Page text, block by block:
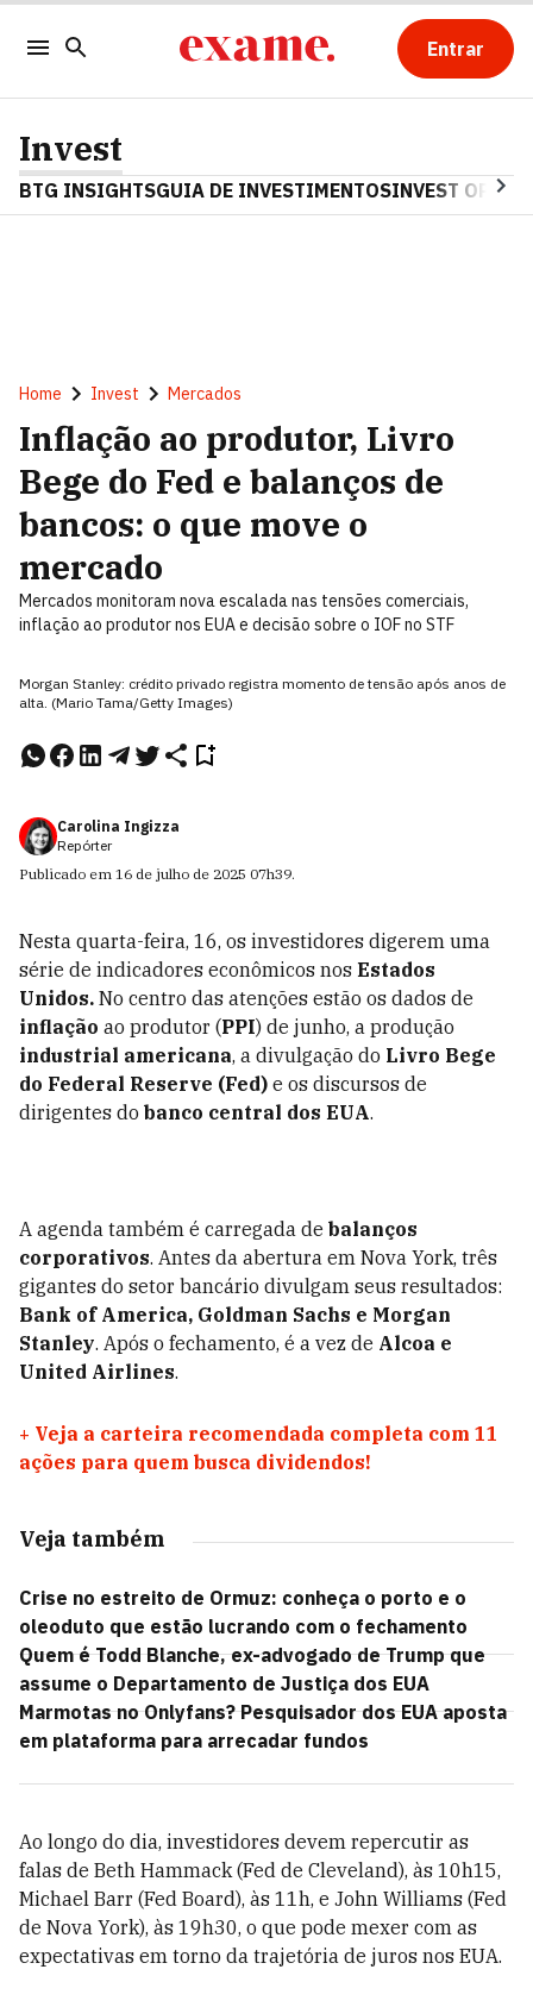
Entrar
Invest
BTG INSIGHTSGUIA DE INVESTIMENTOSINVEST OPINA
Home Invest Mercados
Inflação ao produtor, Livro
Bege do Fed e balanços de
bancos: o que move o
mercado
Mercados monitoram nova escalada nas tensões comerciais,
inflação ao produtor nos EUA e decisão sobre o IOF no STF
Morgan Stanley: crédito privado registra momento de tensão após anos de
alta. (Mario Tama/Getty Images)
Carolina Ingizza
Repórter
Publicado em 16 de julho de 2025 07h39.
Nesta quarta-feira, 16, os investidores digerem uma
série de indicadores econômicos nos Estados
Unidos. No centro das atenções estão os dados de
inflação ao produtor (PPI) de junho, a produção
industrial americana, a divulgação do Livro Bege
do Federal Reserve (Fed) e os discursos de
dirigentes do banco central dos EUA.
A agenda também é carregada de balanços
corporativos. Antes da abertura em Nova York, três
gigantes do setor bancário divulgam seus resultados:
Bank of America, Goldman Sachs e Morgan
Stanley. Após o fechamento, é a vez de Alcoa e
United Airlines.
+ Veja a carteira recomendada completa com 11
ações para quem busca dividendos!
Veja também
Crise no estreito de Ormuz: conheça o porto e o
oleoduto que estão lucrando com o fechamento
Quem é Todd Blanche, ex-advogado de Trump que
assume o Departamento de Justiça dos EUA
Marmotas no Onlyfans? Pesquisador dos EUA aposta
em plataforma para arrecadar fundos
Ao longo do dia, investidores devem repercutir as
falas de Beth Hammack (Fed de Cleveland), às 10h15,
Michael Barr (Fed Board), às 11h, e John Williams (Fed
de Nova York), às 19h30, o que pode mexer com as
expectativas em torno da trajetória de juros nos EUA.